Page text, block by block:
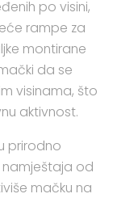
po visini,
rampe za
montirane
da se
visinama, što
aktivnost.
prirodno
namještaja od
mačku na